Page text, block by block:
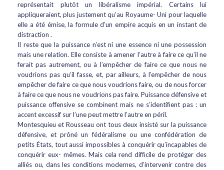
représentait plutôt un libéralisme impérial. Certains lui
appliqueraient, plus justement qu’au Royaume- Uni pour laquelle
elle a été émise, la formule d’un empire acquis en un instant de
distraction .
Il reste que la puissance n’est ni une essence ni une possession
mais une relation. Elle consiste à amener l’autre à faire ce qu’il ne
ferait pas autrement, ou à l’empêcher de faire ce que nous ne
voudrions pas qu’il fasse, et, par ailleurs, à l’empêcher de nous
empêcher de faire ce que nous voudrions faire, ou de nous forcer
à faire ce que nous ne voudrions pas faire. Puissance défensive et
puissance offensive se combinent mais ne s’identiﬁent pas : un
accent excessif sur l’une peut mettre l’autre en péril.
Montesquieu et Rousseau ont tous deux insisté sur la puissance
défensive, et prôné un fédéralisme ou une confédération de
petits États, tout aussi impossibles à conquérir qu’incapables de
conquérir eux- mêmes. Mais cela rend difﬁcile de protéger des
alliés ou, dans les conditions modernes, d’intervenir contre des